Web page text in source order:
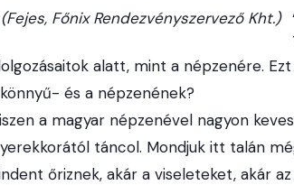
Főnix Rendezvényszervező Kht.)
alatt, mint a népzenére.
és a népzenének?
a magyar népzenével nagyon
táncol. Mondjuk itt talán
őriznek, akár a viseleteket, akár